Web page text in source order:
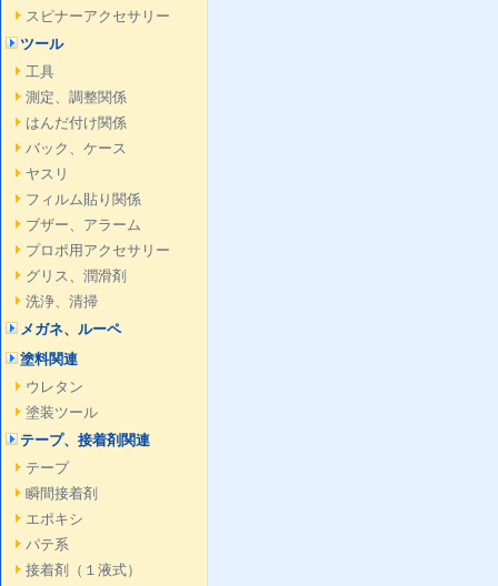
スピナーアクセサリー
ツール
工具
測定、調整関係
はんだ付け関係
バック、ケース
ヤスリ
フィルム貼り関係
ブザー、アラーム
プロポ用アクセサリー
グリス、潤滑剤
洗浄、清掃
メガネ、ルーペ
塗料関連
ウレタン
塗装ツール
テープ、接着剤関連
テープ
瞬間接着剤
エポキシ
パテ系
接着剤（１液式）